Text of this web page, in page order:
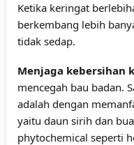
Ketika keringat
berkembang lebih
tidak sedap.
Menjaga kebersihan
mencegah bau badan.
adalah dengan
yaitu daun sirih dan
phytochemical seperti